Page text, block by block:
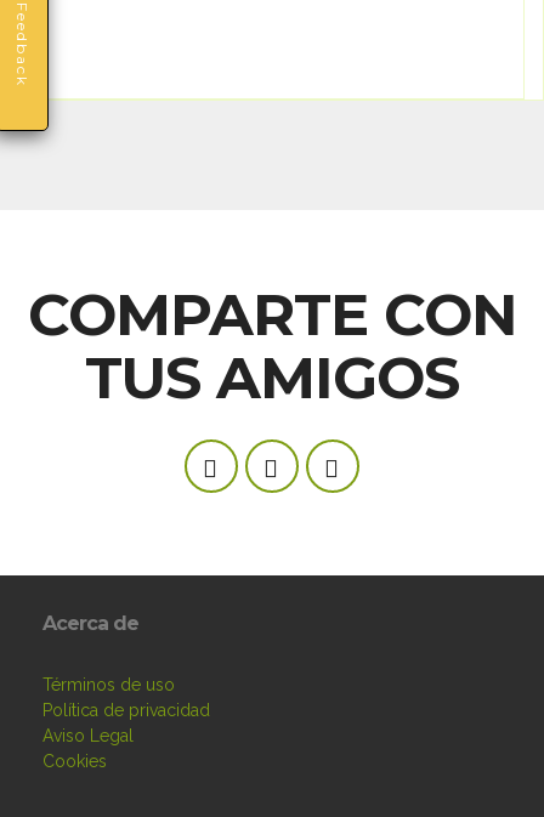
Feedback
COMPARTE CON
TUS AMIGOS
Acerca de
Términos de uso
Política de privacidad
Aviso Legal
Cookies